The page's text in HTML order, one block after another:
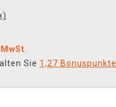
Sie 1,27 Bonuspunkte